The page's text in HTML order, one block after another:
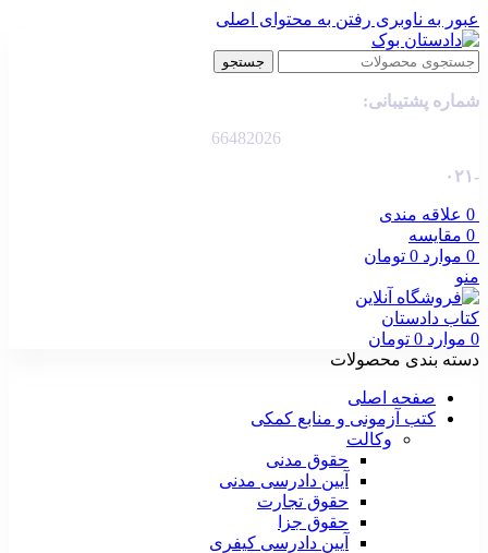
عبور به ناوبری رفتن به محتوای اصلی
جستجو
شماره پشتیبانی:
66482026
-۰۲۱
0 علاقه مندی
0 مقایسه
0 موارد 0 تومان
منو
0 موارد 0 تومان
دسته بندی محصولات
صفحه اصلی
کتب آزمونی و منابع کمکی
وکالت
حقوق مدنی
آیین دادرسی مدنی
حقوق تجارت
حقوق جزا
آیین دادرسی کیفری